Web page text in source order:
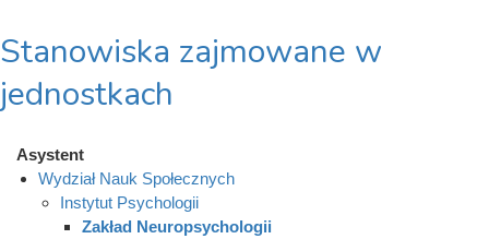
Stanowiska zajmowane w
jednostkach
Asystent
Wydział Nauk Społecznych
Instytut Psychologii
Zakład Neuropsychologii